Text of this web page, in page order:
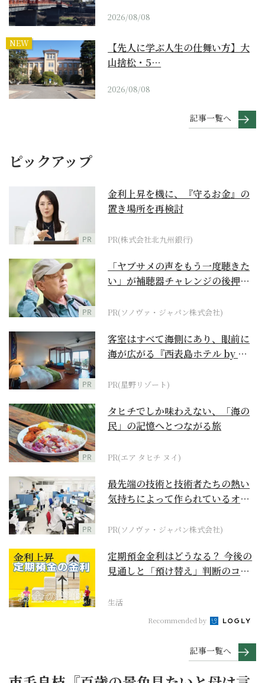
2026/08/08
NEW
【先人に学ぶ人生の仕舞い方】大
山捨松・5…
2026/08/08
記事一覧へ
ピックアップ
PR
金利上昇を機に、『守るお金』の
置き場所を再検討
PR(株式会社北九州銀行)
PR
「ヤブサメの声をもう一度聴きた
い」が補聴器チャレンジの後押し
PR(ソノヴァ・ジャパン株式会社)
PR
客室はすべて海側にあり、眼前に
海が広がる『西表島ホテル by 星
PR(星野リゾート)
PR
タヒチでしか味わえない、「海の
民」の記憶へとつながる旅
PR(エア タヒチ ヌイ)
PR
最先端の技術と技術者たちの熱い
気持ちによって作られているオー
PR(ソノヴァ・ジャパン株式会社)
定期預金金利はどうなる？ 今後の
見通しと「預け替え」判断のコツ
生活
Recommended by
記事一覧へ